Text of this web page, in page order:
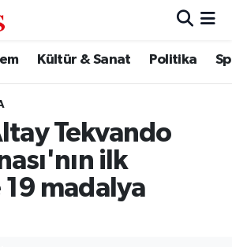
Kültür & Sanat Politika
Tekvando
ilk
madalya
Durumu ve Fikstür